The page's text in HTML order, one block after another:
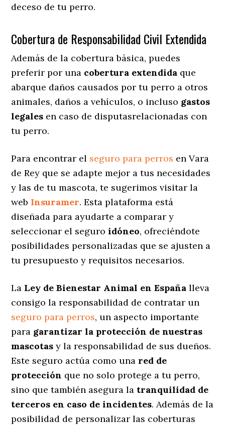
deceso de tu perro.
Cobertura de Responsabilidad Civil Extendida
Además de la cobertura básica, puedes
preferir por una cobertura extendida que
abarque daños causados por tu perro a otros
animales, daños a vehículos, o incluso gastos
legales en caso de disputasrelacionadas con
tu perro.
Para encontrar el seguro para perros en Vara
de Rey que se adapte mejor a tus necesidades
y las de tu mascota, te sugerimos visitar la
web Insuramer. Esta plataforma está
diseñada para ayudarte a comparar y
seleccionar el seguroidóneo, ofreciéndote
posibilidades personalizadas que se ajusten a
tu presupuesto y requisitos necesarios.
La Ley de Bienestar Animal en España lleva
consigo la responsabilidad de contratar un
seguro para perros, un aspecto importante
para garantizar la protección de nuestras
mascotas y la responsabilidad de sus dueños.
Este seguro actúa como una red de
protección que no solo protege a tu perro,
sino que también asegura la tranquilidad de
terceros en caso de incidentes. Además de la
posibilidad de personalizar las coberturas